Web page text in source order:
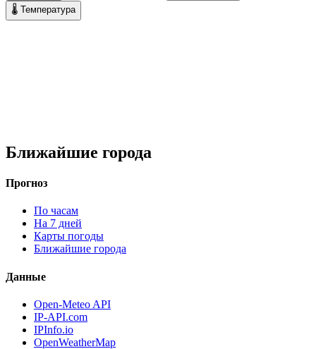
🌡 Температура
Ближайшие города
Прогноз
По часам
На 7 дней
Карты погоды
Ближайшие города
Данные
Open-Meteo API
IP-API.com
IPInfo.io
OpenWeatherMap